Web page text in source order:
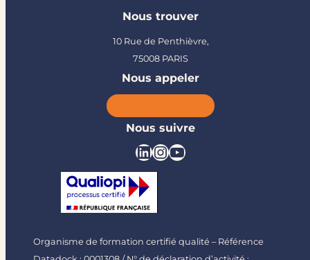
Nous trouver
10 Rue de Penthièvre,
75008 PARIS
Nous appeler
Nous suivre
Organisme de formation certifié qualité – Référence